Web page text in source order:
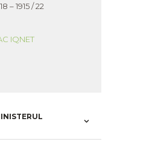
– 1915 / 22
IQNET